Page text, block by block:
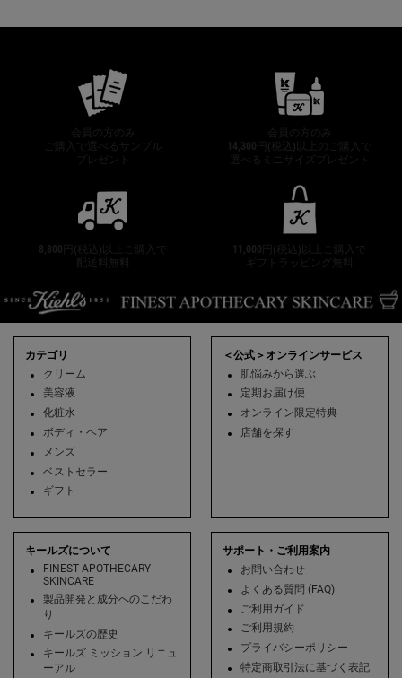
会員の方のみ
ご購入で選べるサンプル
会員の方のみ
14,300円(税込)以上のご購入で
選べるミニサイズプレゼント
8,800円(税込)以上ご購入で
11,000円(税込)以上ご購入で
カテゴリ
クリーム
美容液
化粧水
ボディ・ヘア
メンズ
ベストセラー
ギフト
＜公式＞オンラインサービス
肌悩みから選ぶ
定期お届け便
オンライン限定特典
店舗を探す
キールズについて
FINEST APOTHECARY
SKINCARE
製品開発と成分へのこだわ
り
キールズの歴史
キールズ ミッション リニュ
ーアル
サポート・ご利用案内
お問い合わせ
よくある質問 (FAQ)
ご利用ガイド
ご利用規約
プライバシーポリシー
特定商取引法に基づく表記